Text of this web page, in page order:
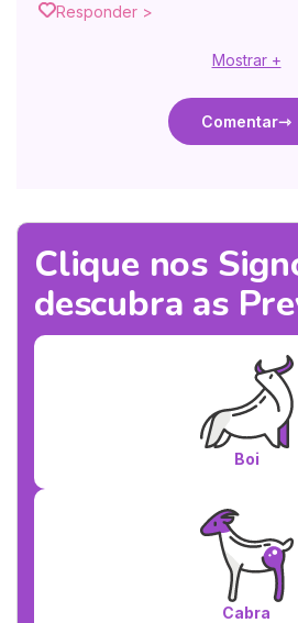
Responder >
Mostrar +
Comentar
Clique nos
descubra as
Boi
Cabra